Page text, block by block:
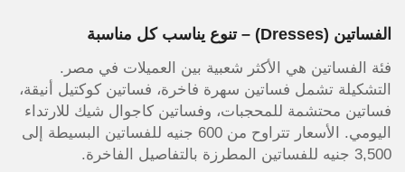
الفساتين (Dresses) – تنوع يناسب كل مناسبة
فئة الفساتين هي الأكثر شعبية بين العميلات في مصر.
التشكيلة تشمل فساتين سهرة فاخرة، فساتين كوكتيل أنيقة،
فساتين محتشمة للمحجبات، وفساتين كاجوال شيك للارتداء
اليومي. الأسعار تتراوح من 600 جنيه للفساتين البسيطة إلى
3,500 جنيه للفساتين المطرزة بالتفاصيل الفاخرة.